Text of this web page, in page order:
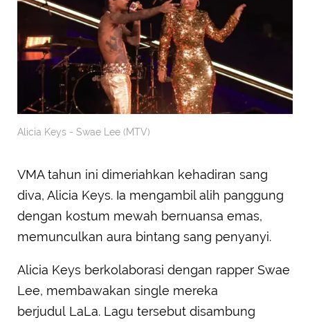
Alicia Keys - Swae Lee (MTV)
VMA tahun ini dimeriahkan kehadiran sang
diva, Alicia Keys. Ia mengambil alih panggung
dengan kostum mewah bernuansa emas,
memunculkan aura bintang sang penyanyi.
Alicia Keys berkolaborasi dengan rapper Swae
Lee, membawakan single mereka
berjudul LaLa. Lagu tersebut disambung